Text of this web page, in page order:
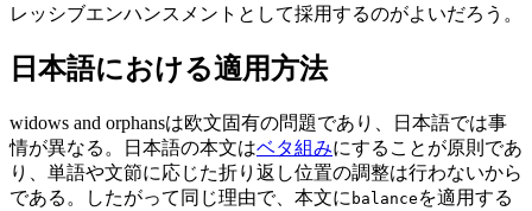
レッシブエンハンスメントとして採用するのがよいだろう。
日本語における適用方法
widows and orphansは欧文固有の問題であり、日本語では事
情が異なる。日本語の本文はベタ組みにすることが原則であ
り、単語や文節に応じた折り返し位置の調整は行わないから
である。したがって同じ理由で、本文に balance を適用する